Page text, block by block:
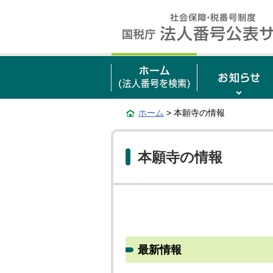
ホーム > 本願寺の情報
本願寺の情報
最新情報